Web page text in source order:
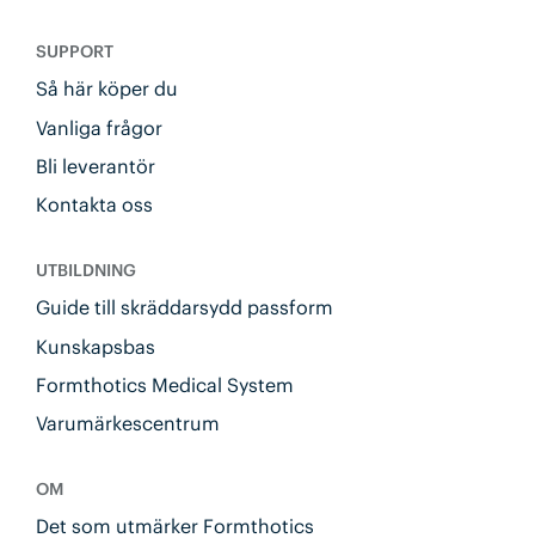
SUPPORT
Så här köper du
Vanliga frågor
Bli leverantör
Kontakta oss
UTBILDNING
Guide till skräddarsydd passform
Kunskapsbas
Formthotics Medical System
Varumärkescentrum
OM
Det som utmärker Formthotics